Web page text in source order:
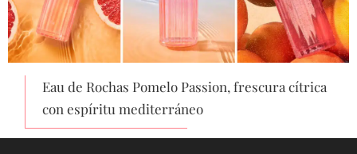
Eau de Rochas Pomelo Passion, frescura cítrica
con espíritu mediterráneo